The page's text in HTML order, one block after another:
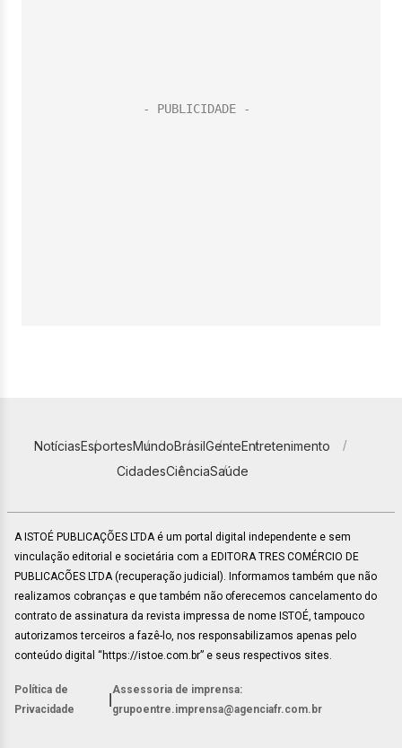
NotíciasEsportesMundoBrasilGenteEntretenimento
CidadesCiênciaSaúde
A ISTOÉ PUBLICAÇÕES LTDA é um portal digital independente e sem
vinculação editorial e societária com a EDITORA TRES COMÉRCIO DE
PUBLICACÕES LTDA (recuperação judicial). Informamos também que não
realizamos cobranças e que também não oferecemos cancelamento do
contrato de assinatura da revista impressa de nome ISTOÉ, tampouco
autorizamos terceiros a fazê-lo, nos responsabilizamos apenas pelo
conteúdo digital “https://istoe.com.br” e seus respectivos sites.
Política de
Privacidade
Assessoria de imprensa:
grupoentre.imprensa@agenciafr.com.br